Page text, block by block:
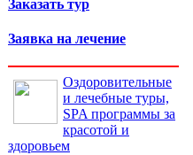
Заказать тур
Заявка на лечение
Оздоровительные
и лечебные туры,
SPA программы за
красотой и
здоровьем